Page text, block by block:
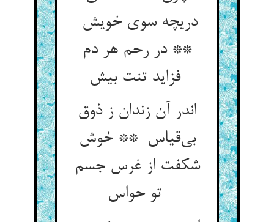
دریچه سوی خویش
** در رحم هر دم
فزاید تنت بیش
اندر آن زندان ز ذوق
بی‌قیاس ** خوش
شکفت از غرس جسم